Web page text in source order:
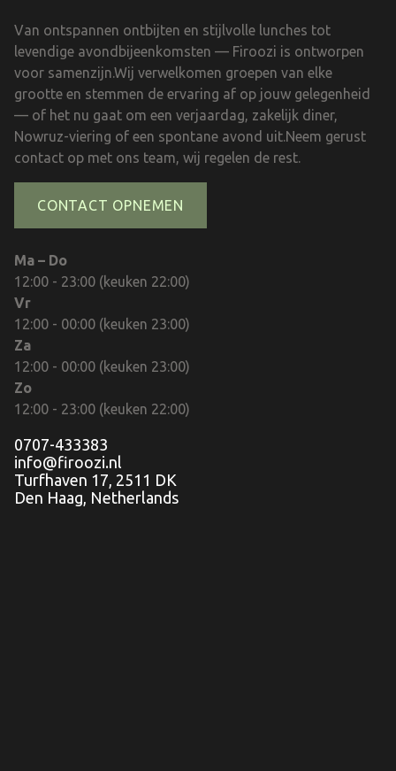
Van ontspannen ontbijten en stijlvolle lunches tot
levendige avondbijeenkomsten — Firoozi is ontworpen
voor samenzijn.Wij verwelkomen groepen van elke
grootte en stemmen de ervaring af op jouw gelegenheid
— of het nu gaat om een verjaardag, zakelijk diner,
Nowruz-viering of een spontane avond uit.Neem gerust
contact op met ons team, wij regelen de rest.
CONTACT OPNEMEN
Ma – Do
12:00 - 23:00 (keuken 22:00)
Vr
12:00 - 00:00 (keuken 23:00)
Za
12:00 - 00:00 (keuken 23:00)
Zo
12:00 - 23:00 (keuken 22:00)
0707-433383
info@firoozi.nl
Turfhaven 17, 2511 DK
Den Haag, Netherlands